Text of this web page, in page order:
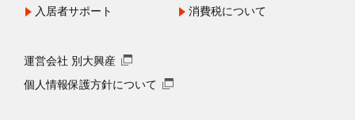
入居者サポート 消費税について
運営会社 別大興産
個人情報保護方針について